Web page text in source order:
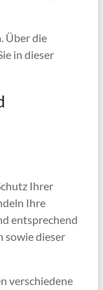
Über die
in dieser
Ihrer
Ihre
entsprechend
sowie dieser
verschiedene